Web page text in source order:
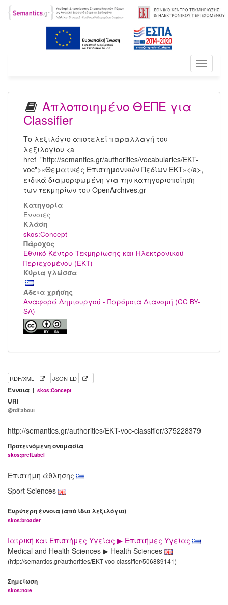
Toggle
Απλοποιημένο ΘΕΠΕ για
Classifier
Το λεξιλόγιο αποτελεί παραλλαγή του
λεξιλογίου <a
href="http://semantics.gr/authorities/vocabularies/EKT-
voc">«Θεματικές Επιστημονικών Πεδίων ΕΚΤ»</a>,
ειδικά διαμορφωμένη για την κατηγοριοποίηση
των τεκμηρίων του OpenArchives.gr
Κατηγορία
Έννοιες
Kλάση
skos:Concept
Πάροχος
Εθνικό Κέντρο Τεκμηρίωσης και Ηλεκτρονικού
Περιεχομένου (ΕΚΤ)
Κύρια γλώσσα
Άδεια χρήσης
Αναφορά Δημιουργού - Παρόμοια Διανομή (CC BY-
SA)
RDF/XML JSON-LD
Έννοια | skos:Concept
URI
@rdf:about
http://semantics.gr/authorities/EKT-voc-classifier/375228379
Προτεινόμενη ονομασία
skos:prefLabel
Επιστήμη άθλησης
Sport Sciences
Ευρύτερη έννοια (από ίδιο λεξιλόγιο)
skos:broader
Ιατρική και Επιστήμες Υγείας ▶ Επιστήμες Υγείας
Medical and Health Sciences ▶ Health Sciences
(http://semantics.gr/authorities/EKT-voc-classifier/506889141)
Σημείωση
skos:note